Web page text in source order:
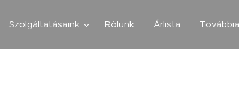
Szolgáltatásaink Rólunk Árlista